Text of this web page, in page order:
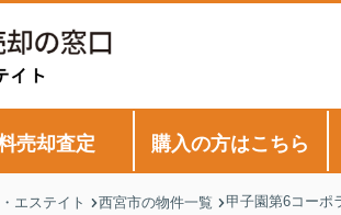
売却査定 購入の方はこちら
エステイト 西宮市の物件一覧 甲子園第6コーポ